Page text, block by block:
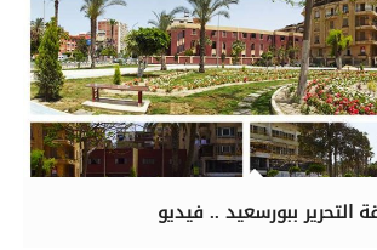
التحرير ببورسعيد .. فيديو